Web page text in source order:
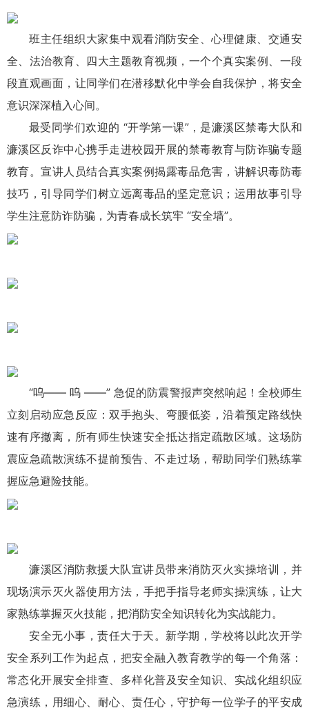
班主任组织大家集中观看消防安全、心理健康、交通安
全、法治教育、四大主题教育视频，一个个真实案例、一段
段直观画面，让同学们在潜移默化中学会自我保护，将安全
意识深深植入心间。
最受同学们欢迎的 “开学第一课”，是濂溪区禁毒大队和
濂溪区反诈中心携手走进校园开展的禁毒教育与防诈骗专题
教育。宣讲人员结合真实案例揭露毒品危害，讲解识毒防毒
技巧，引导同学们树立远离毒品的坚定意识；运用故事引导
学生注意防诈防骗，为青春成长筑牢 “安全墙”。
“呜—— 呜 ——” 急促的防震警报声突然响起！全校师生
立刻启动应急反应：双手抱头、弯腰低姿，沿着预定路线快
速有序撤离，所有师生快速安全抵达指定疏散区域。这场防
震应急疏散演练不提前预告、不走过场，帮助同学们熟练掌
握应急避险技能。
濂溪区消防救援大队宣讲员带来消防灭火实操培训，并
现场演示灭火器使用方法，手把手指导老师实操演练，让大
家熟练掌握灭火技能，把消防安全知识转化为实战能力。
安全无小事，责任大于天。新学期，学校将以此次开学
安全系列工作为起点，把安全融入教育教学的每一个角落：
常态化开展安全排查、多样化普及安全知识、实战化组织应
急演练，用细心、耐心、责任心，守护每一位学子的平安成